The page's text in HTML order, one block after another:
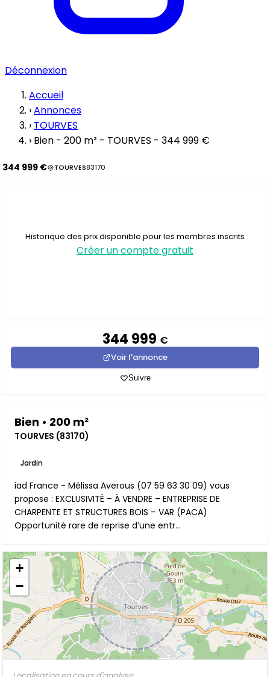
Déconnexion
Accueil
›Annonces
› TOURVES
› Bien - 200 m² - TOURVES - 344 999 €
344 999 € TOURVES83170
Historique des prix disponible pour les membres inscrits
Créer un compte gratuit
344 999 €
Voir l'annonce
Suivre
Bien • 200 m²
TOURVES (83170)
Jardin
iad France - Mélissa Averous (07 59 63 30 09) vous
propose : EXCLUSIVITÉ – À VENDRE – ENTREPRISE DE
CHARPENTE ET STRUCTURES BOIS – VAR (PACA)
Opportunité rare de reprise d’une entr...
+
−